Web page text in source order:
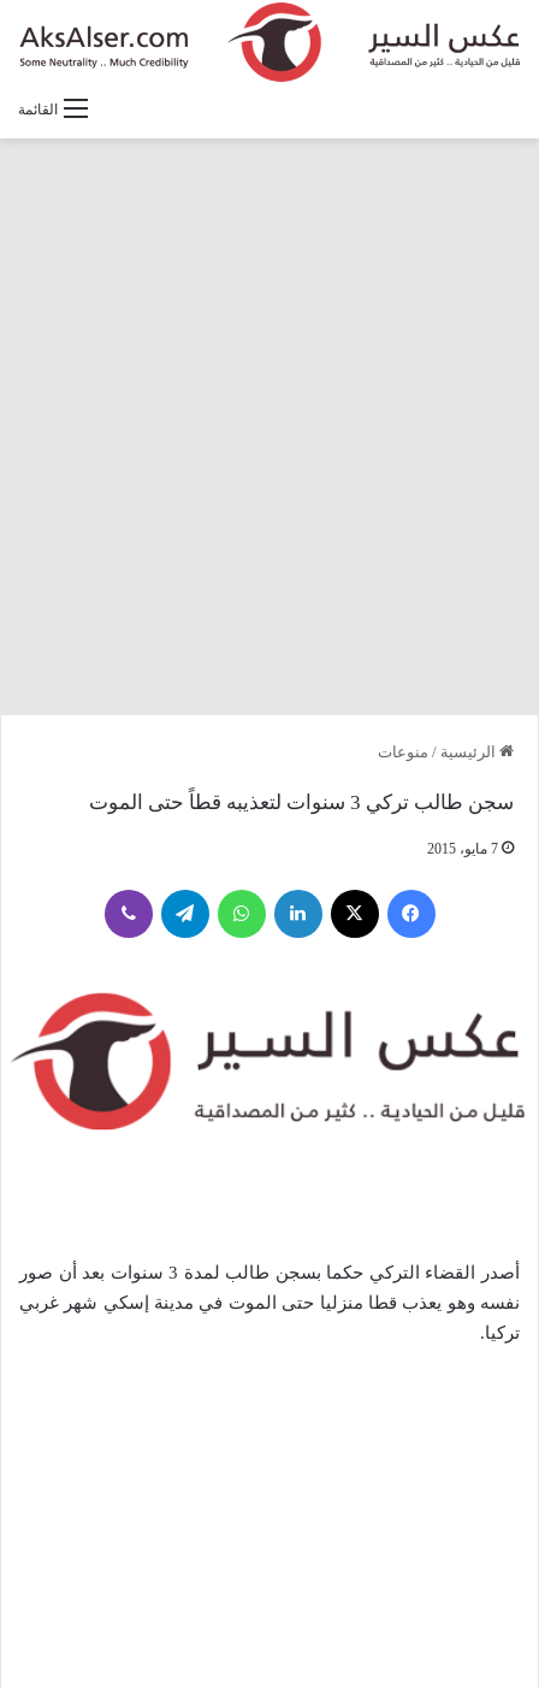
القائمة
الرئيسية / منوعات
سجن طالب تركي 3 سنوات لتعذيبه قطاً حتى الموت
7 مايو، 2015
فيسبوك لينكدإن واتساب تيلقرام
أصدر القضاء التركي حكما بسجن طالب لمدة 3 سنوات بعد أن صور
نفسه وهو يعذب قطا منزليا حتى الموت في مدينة إسكي شهر غربي
تركيا.